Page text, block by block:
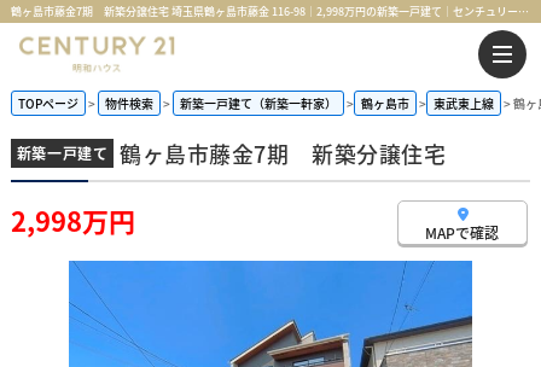
鶴ヶ島市藤金7期 新築分譲住宅 埼玉県鶴ヶ島市藤金 116-98｜2,998万円の新築一戸建て｜センチュリー21明和ハウス
TOPページ 物件検索 新築一戸建て（新築一軒家） 鶴ヶ島市 東武東上線 鶴
新築一戸建て 鶴ヶ島市藤金7期 新築分譲住宅
2,998万円 MAPで確認